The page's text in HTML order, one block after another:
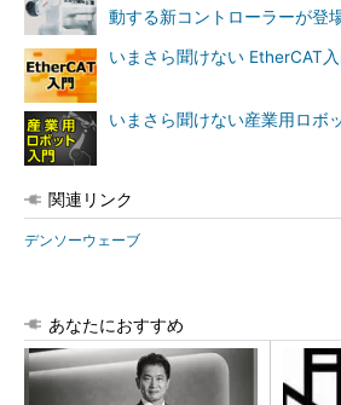
動する新コントローラーが登
いまさら聞けない EtherCAT入
いまさら聞けない産業用ロボ
関連リンク
デンソーウェーブ
あなたにおすすめ